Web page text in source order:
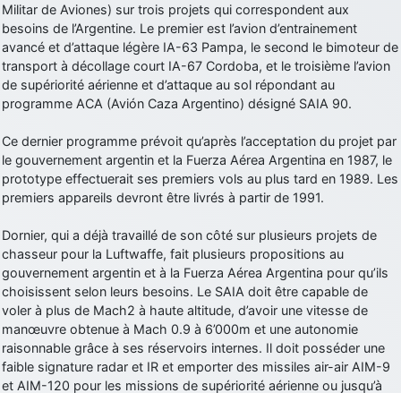
jericho: Bonne année et tous mes meilleurs voeux à tous pour
2026 !
little boy
: je vous souhaite un bon réveillon pour cette nouvelle
année!
jericho: Merci D9pouces, à mon tour de souhaiter un Joyeux Noël
d9pouces: Joyeux Noël à tous !
d9pouces: mais tu peux tenter l'un des rares lycées militaires
comme le Prytanée dans la Sarthe, ça ne peut pas faire de mal !
scientifique, tu as donc encore un peu de temps devant toi
yaellerigolow
: bonjour a tous je suis un élève de première
passionnée par l'aviation militaire , pourrais je savoir que faire après
le lycée pour s'orienter et pouvoir devenir officier de l'armée de l'air?
d9pouces : lesquels, par exemple ?
mahmoud: bonsoir, très instructif ce site .mais nous aimerions avoir
les photo des anciens appareils de l'armée de l'air de la haute -volta
Militar de Aviones) sur trois projets qui correspondent aux
besoins de l’Argentine. Le premier est l’avion d’entrainement
avancé et d’attaque légère IA-63 Pampa, le second le bimoteur de
transport à décollage court IA-67 Cordoba, et le troisième l’avion
de supériorité aérienne et d’attaque au sol répondant au
programme ACA (Avión Caza Argentino) désigné SAIA 90.
Ce dernier programme prévoit qu’après l’acceptation du projet par
le gouvernement argentin et la Fuerza Aérea Argentina en 1987, le
prototype effectuerait ses premiers vols au plus tard en 1989. Les
premiers appareils devront être livrés à partir de 1991.
Dornier, qui a déjà travaillé de son côté sur plusieurs projets de
chasseur pour la Luftwaffe, fait plusieurs propositions au
gouvernement argentin et à la Fuerza Aérea Argentina pour qu’ils
choisissent selon leurs besoins. Le SAIA doit être capable de
voler à plus de Mach2 à haute altitude, d’avoir une vitesse de
manœuvre obtenue à Mach 0.9 à 6’000m et une autonomie
raisonnable grâce à ses réservoirs internes. Il doit posséder une
faible signature radar et IR et emporter des missiles air-air AIM-9
et AIM-120 pour les missions de supériorité aérienne ou jusqu’à